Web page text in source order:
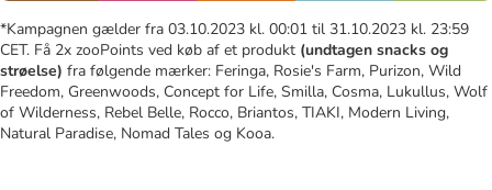
*Kampagnen gælder fra 03.10.2023 kl. 00:01 til 31.10.2023 kl. 23:59
CET. Få 2x zooPoints ved køb af et produkt (undtagen snacks og
strøelse) fra følgende mærker: Feringa, Rosie's Farm, Purizon, Wild
Freedom, Greenwoods, Concept for Life, Smilla, Cosma, Lukullus, Wolf
of Wilderness, Rebel Belle, Rocco, Briantos, TIAKI, Modern Living,
Natural Paradise, Nomad Tales og Kooa.